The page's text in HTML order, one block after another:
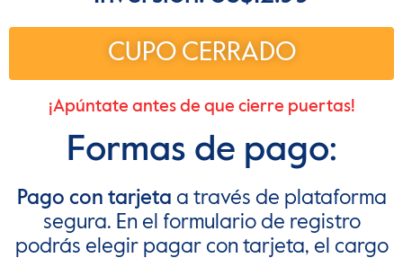
CUPO CERRADO
¡Apúntate antes de que cierre puertas!
Formas de pago:
Pago con tarjeta a través de plataforma
segura. En el formulario de registro
podrás elegir pagar con tarjeta, el cargo